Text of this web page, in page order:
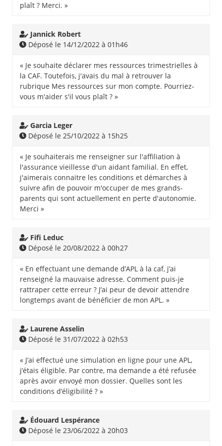
plaît ? Merci. »
Jannick Robert
Déposé le 14/12/2022 à 01h46
« Je souhaite déclarer mes ressources trimestrielles à
la CAF. Toutefois, j'avais du mal à retrouver la
rubrique Mes ressources sur mon compte. Pourriez-
vous m'aider s'il vous plaît ? »
Garcia Leger
Déposé le 25/10/2022 à 15h25
« Je souhaiterais me renseigner sur l'affiliation à
l'assurance vieillesse d'un aidant familial. En effet,
j'aimerais connaitre les conditions et démarches à
suivre afin de pouvoir m'occuper de mes grands-
parents qui sont actuellement en perte d'autonomie.
Merci »
Fifi Leduc
Déposé le 20/08/2022 à 00h27
« En effectuant une demande d’APL à la caf, j’ai
renseigné la mauvaise adresse. Comment puis-je
rattraper cette erreur ? J’ai peur de devoir attendre
longtemps avant de bénéficier de mon APL. »
Laurene Asselin
Déposé le 31/07/2022 à 02h53
« J’ai effectué une simulation en ligne pour une APL,
j’étais éligible. Par contre, ma demande a été refusée
après avoir envoyé mon dossier. Quelles sont les
conditions d’éligibilité ? »
Édouard Lespérance
Déposé le 23/06/2022 à 20h03